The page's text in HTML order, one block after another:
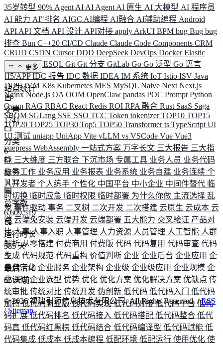
35岁转型 90% Agent AI AI Agent AI 原生 AI 大模型 AI 程序员
AI 能力 AI"排名 AIGC AI编程 AI融合 AI辅助编程 Android
API API 文档 API 设计 API对接 apply ArkUI BPM bug Bug bug
排查 Bun C++20 CI/CD Claude Claude Code Components CRM
CRUD CSDN CursorDDD DeepSeek DevOps DockerElastic
ELK ElysiaESQL Git Git 分支 GitLab Go Go 泛型 Go 语言
H5/APPIDC 报告 IDC 数据 IDEA IM 系统 IoT Istio ISV Java
JNPFJVM K8s Kubernetes MES MySQL Naive Next Next.js
NginxNode.js OA OOM OpenClaw pandas POC Prompt Python
Qwen RAG RBAC React Redis ROI RPA 融合 Rust SaaS Saga
SBOM SGLang SSE SSO TCC Token tokenizerTOP10 TOP15
TOP20 TOP25 TOP30 Top5 TOP50 Transformerts TypeScript UI
UI 测试 uniapp UniApp Vite vLLM vs VSCode Vue Vue3
vuepress WebAssembly 一站式方案 万字长文 三大报告 三大指
标 三大维度 三方联合 下沉市场 专属工具 业务人员 业务代码
业务工作 业务应用 业务报表 业务系统 业务自建 业务连续 个
人开发者 个人练手 个性化 中国平台 中小企业 中间件替代 临
时切换 临时应急 临时权限 临时部署 为什么你做 主流选择 乱
象 事件驱动 事务 二叉树 二次开发 二次搭建 云原生 云成本 云
端 云端免安装 云端开发 云端部署 五大能力 交叉验证 产品对
比人事人事入职 人事管理 人力资源 人员管理 人工智能 人群
解析从零搭建 付费商用 付费版 代码 代码复用 代码审查 代码
生成 代码规范 代码重构 价值判断 企业 企业后台 企业应用 企
业数字化 企业服务 企业架构 企业级 企业级应用 企业规模 企
业调研企业选型 优势 优化 优化方案 优化解决方案 优缺点 传
统审批 传统对比 传统开发 伪创新 低代码 低代码入门 低代码
加持低代码商业版低代码实现低代码对接低代码平台 低代
码扩展低代码排名 低代码接入 低代码搭配 低代码整合 低代
码真 低代码红黑榜 低代码结合 低代码编译型 低代码赋能 低
代码集成 低成本 低成本编程 低配环境 低配运行 使用优化 使
更多
站点统计
文章
1741
分类
6
标签
1132
总字数
6,609,519
运行时长
585 天
最后活动
65 天前
©2026福建引迈信息技术有限公司. All Rights Reserved. /RSS
/Sitemap